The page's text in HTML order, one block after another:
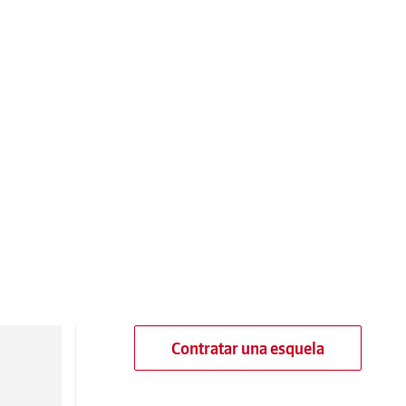
Contratar una esquela